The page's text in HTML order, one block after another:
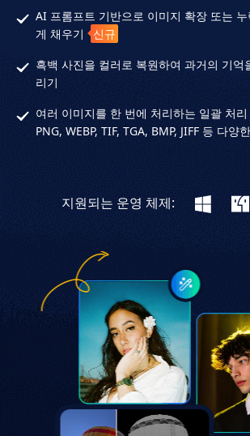
AI 프롬프트 기반으로 이미지 확장 또는
게 채우기
신규
흑백 사진을 컬러로 복원하여 과거의 기억
리기
여러 이미지를 한 번에 처리하는 일괄 처리
PNG, WEBP, TIF, TGA, BMP, JIFF 등 다양
지원되는 운영 체제: